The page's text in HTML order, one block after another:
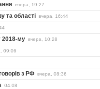
вчера, 19:27
та області вчера, 16:44
2018-му вчера, 10:28
09:06
з РФ вчера, 08:36
04.08